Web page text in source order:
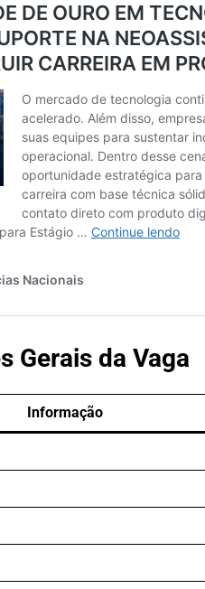
Gerais da Vaga
Informação